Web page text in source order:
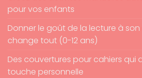
pour vos enfants
Donner le goût de la lecture à
change tout (0-12 ans)
Des couvertures pour cahiers qui
touche personnelle